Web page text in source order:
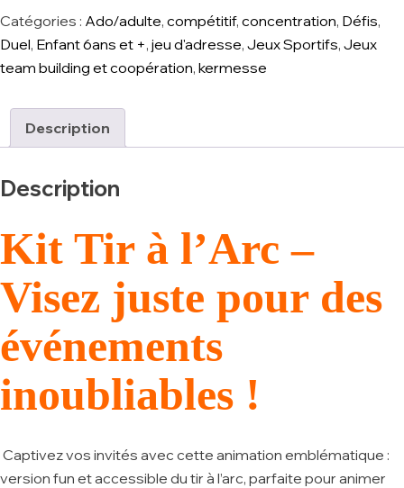
Catégories : Ado/adulte, compétitif, concentration, Défis,
Duel, Enfant 6ans et +, jeu d'adresse, Jeux Sportifs, Jeux
team building et coopération, kermesse
Description
Description
Kit Tir à l’Arc –
Visez juste pour des
événements
inoubliables !
Captivez vos invités avec cette animation emblématique :
version fun et accessible du tir à l’arc, parfaite pour animer